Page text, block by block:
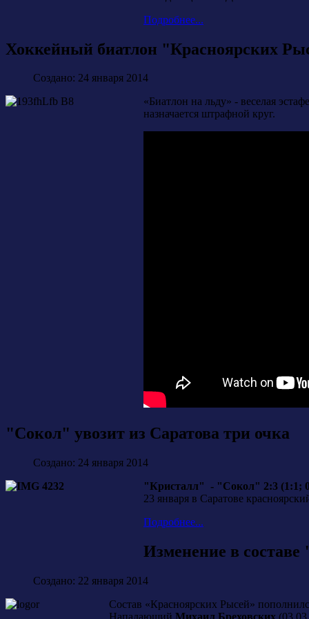
Подробнее...
Хоккейный биатлон "Красноярских
Создано: 24 января 2014
«Биатлон на льду» - веселая
назначается штрафной круг.
"Сокол" увозит из Саратова три очка
Создано: 24 января 2014
"Кристалл" - "Сокол" 2:3 (1:1;
23 января в Саратове
Подробнее...
Изменение в
Создано: 22 января 2014
Состав «Красноярских Рысей»
Нападающий Михаил Бреховских